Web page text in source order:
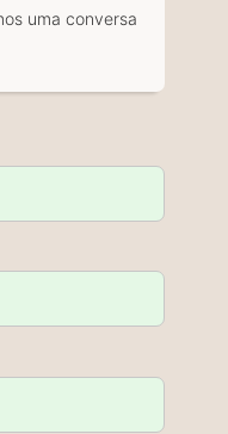
uma conversa